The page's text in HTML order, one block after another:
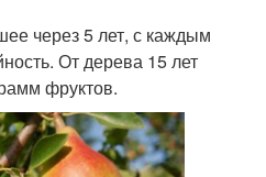
через 5 лет, с каждым
От дерева 15 лет
фруктов.